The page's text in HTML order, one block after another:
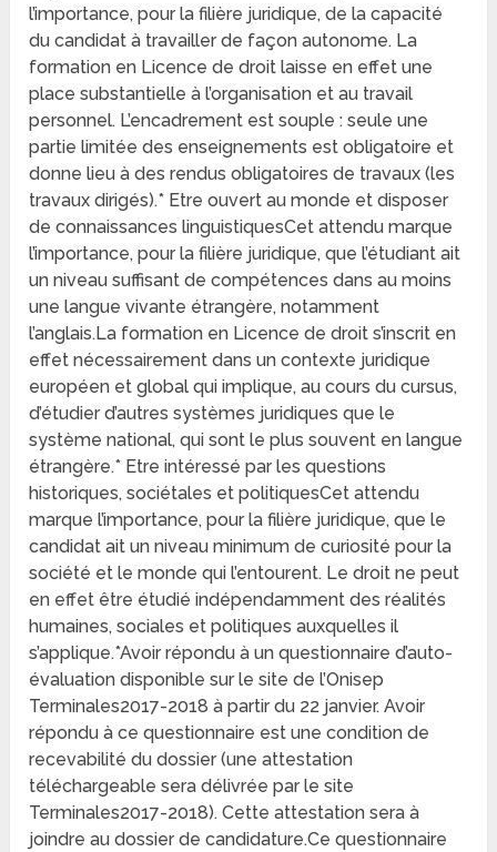
l’importance, pour la filière juridique, de la capacité
du candidat à travailler de façon autonome. La
formation en Licence de droit laisse en effet une
place substantielle à l’organisation et au travail
personnel. L’encadrement est souple : seule une
partie limitée des enseignements est obligatoire et
donne lieu à des rendus obligatoires de travaux (les
travaux dirigés).* Etre ouvert au monde et disposer
de connaissances linguistiquesCet attendu marque
l’importance, pour la filière juridique, que l’étudiant ait
un niveau suffisant de compétences dans au moins
une langue vivante étrangère, notamment
l’anglais.La formation en Licence de droit s’inscrit en
effet nécessairement dans un contexte juridique
européen et global qui implique, au cours du cursus,
d’étudier d’autres systèmes juridiques que le
système national, qui sont le plus souvent en langue
étrangère.* Etre intéressé par les questions
historiques, sociétales et politiquesCet attendu
marque l’importance, pour la filière juridique, que le
candidat ait un niveau minimum de curiosité pour la
société et le monde qui l’entourent. Le droit ne peut
en effet être étudié indépendamment des réalités
humaines, sociales et politiques auxquelles il
s’applique.*Avoir répondu à un questionnaire d’auto-
évaluation disponible sur le site de l’Onisep
Terminales2017-2018 à partir du 22 janvier. Avoir
répondu à ce questionnaire est une condition de
recevabilité du dossier (une attestation
téléchargeable sera délivrée par le site
Terminales2017-2018). Cette attestation sera à
joindre au dossier de candidature.Ce questionnaire